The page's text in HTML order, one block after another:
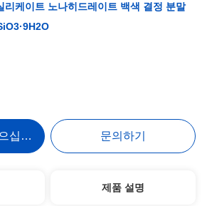
리케이트 노나히드레이트 백색 결정 분말
십시오 문의하기
제품 설명